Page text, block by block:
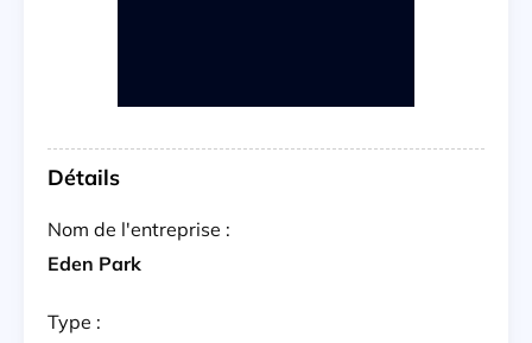
Détails
Nom de l'entreprise :
Eden Park
Type :